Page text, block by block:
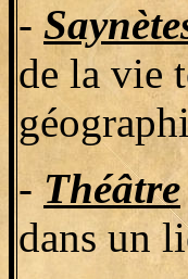
-
de la vie
-Théâtre
dans un